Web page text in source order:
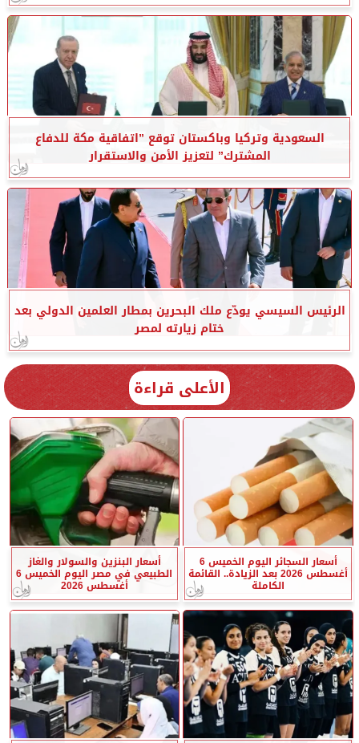
السعودية وتركيا وباكستان توقع ”اتفاقية مكة للدفاع
المشترك” لتعزيز الأمن والاستقرار
الرئيس السيسي يودّع ملك البحرين بمطار العلمين الدولي بعد
ختام زيارته لمصر
الأعلى قراءة
أسعار السجائر اليوم الخميس 6
أغسطس 2026 بعد الزيادة.. القائمة
الكاملة
أسعار البنزين والسولار والغاز
الطبيعي في مصر اليوم الخميس 6
أغسطس 2026